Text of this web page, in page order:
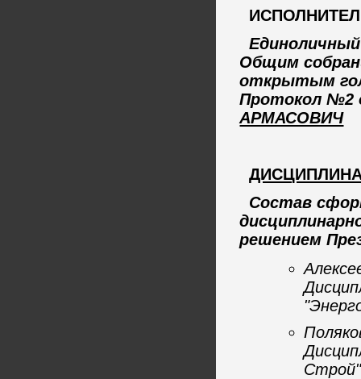
Общим
открытым
Протокол №2
АРМАСОВИЧ
Состав
решением